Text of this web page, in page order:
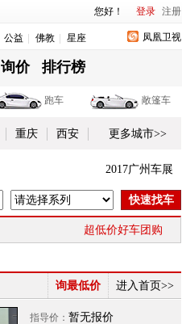
您好！ 登录 注册
凤凰卫视
公益 佛教 星座
询价 排行榜
跑车 敞篷车
重庆 西安 更多城市>>
2017广州车展
超低价好车团购
询最低价 进入首页>>
指导价： 暂无报价